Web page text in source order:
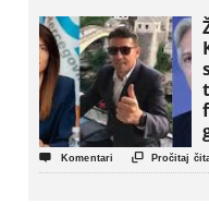
 Komentari  Pročitaj